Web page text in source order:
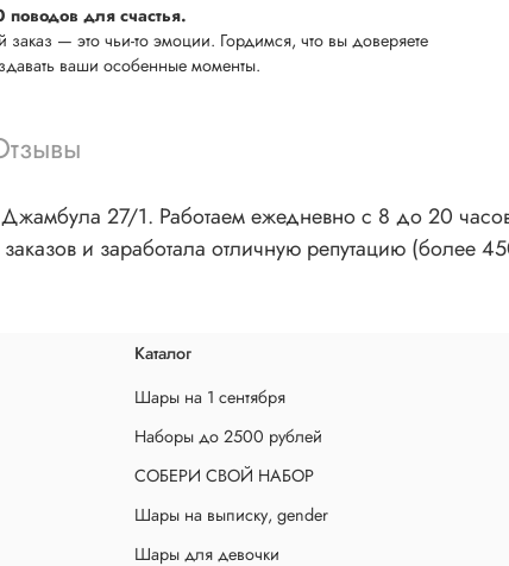
для счастья.
заказ — это чьи-то эмоции. Гордимся, что вы доверяете
ваши особенные моменты.
27/1. Работаем ежедневно с 8 до 20
и заработала отличную репутацию (более
Каталог
Шары на 1 сентября
Наборы до 2500 рублей
СОБЕРИ СВОЙ НАБОР
Шары на выписку, gender
Шары для девочки